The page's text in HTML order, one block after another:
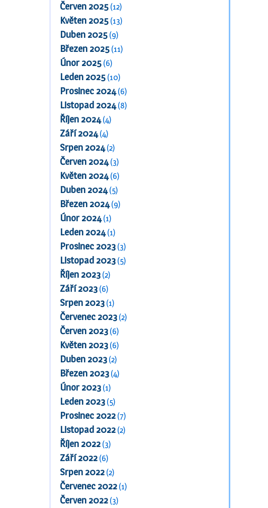
Červen 2025 (12)
Květen 2025 (13)
Duben 2025 (9)
Březen 2025 (11)
Únor 2025 (6)
Leden 2025 (10)
Prosinec 2024(6)
Listopad 2024(8)
Říjen 2024(4)
Září 2024(4)
Srpen 2024(2)
Červen 2024(3)
Květen 2024(6)
Duben 2024(5)
Březen 2024(9)
Únor 2024(1)
Leden 2024(1)
Prosinec 2023 (3)
Listopad 2023 (5)
Říjen 2023 (2)
Září 2023 (6)
Srpen 2023 (1)
Červenec 2023 (2)
Červen 2023 (6)
Květen 2023 (6)
Duben 2023 (2)
Březen 2023 (4)
Únor 2023 (1)
Leden 2023 (5)
Prosinec 2022 (7)
Listopad 2022 (2)
Říjen 2022 (3)
Září 2022 (6)
Srpen 2022 (2)
Červenec 2022 (1)
Červen 2022 (3)